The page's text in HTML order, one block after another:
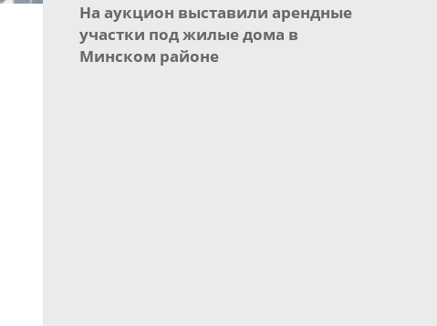
На аукцион выставили арендные
участки под жилые дома в
Минском районе